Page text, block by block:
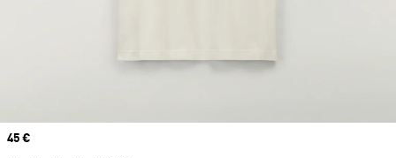
Price
45 €